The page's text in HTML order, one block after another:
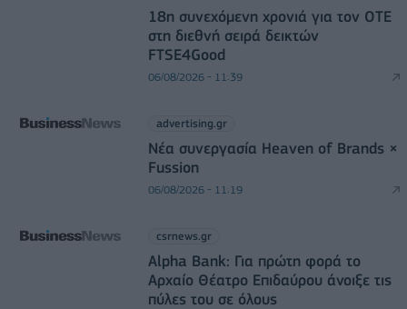
18η συνεχόμενη χρονιά για τον ΟΤΕ
στη διεθνή σειρά δεικτών
FTSE4Good
06/08/2026 - 11:39
advertising.gr
Νέα συνεργασία Heaven of Brands ×
Fussion
06/08/2026 - 11:19
csrnews.gr
Alpha Bank: Για πρώτη φορά το
Αρχαίο Θέατρο Επιδαύρου άνοιξε τις
πύλες του σε όλους